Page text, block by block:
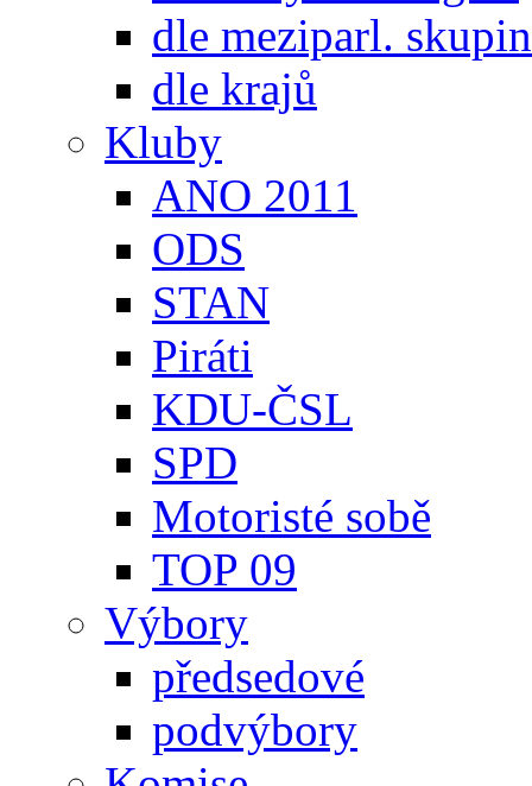
dle meziparl. skupin
dle krajů
Kluby
ANO 2011
ODS
STAN
Piráti
KDU-ČSL
SPD
Motoristé sobě
TOP 09
Výbory
předsedové
podvýbory